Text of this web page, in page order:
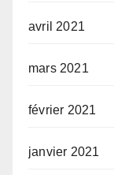
avril 2021
mars 2021
février 2021
janvier 2021